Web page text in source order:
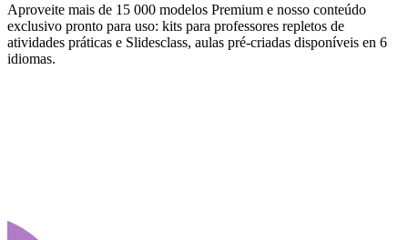
Aproveite mais de 15 000 modelos Premium e nosso conteúdo
exclusivo pronto para uso: kits para professores repletos de
atividades práticas e Slidesclass, aulas pré-criadas disponíveis en 6
idiomas.